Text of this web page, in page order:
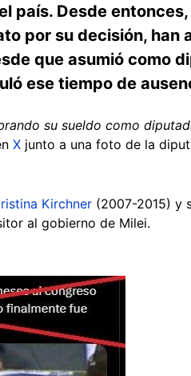
país. Desde entonces,
por su decisión, han
que asumió como
ese tiempo de
su sueldo como
X junto a una foto de la
Kirchner (2007-2015) y
al gobierno de Milei.